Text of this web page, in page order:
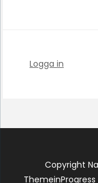
Logga in
Copyright
ThemeinProgress